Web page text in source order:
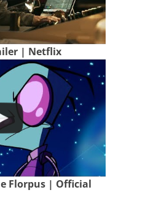
| Netflix
Florpus | Official